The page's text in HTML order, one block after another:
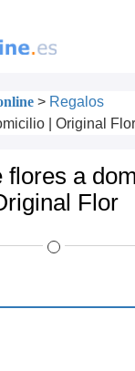
> Regalos
| Original Flor
flores a
Flor